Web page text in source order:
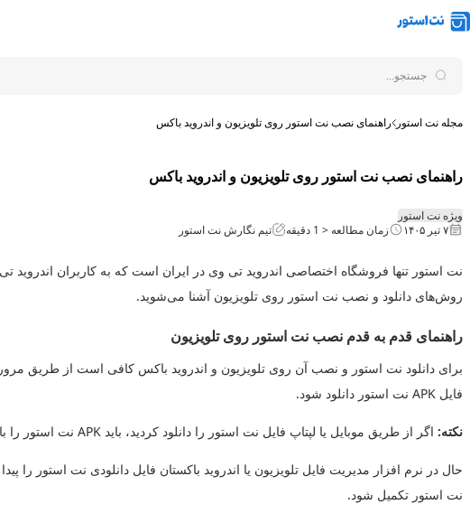
Skip to content
مجله نت استور راهنمای نصب نت استور روی تلویزیون و اندروید باکس
راهنمای نصب نت استور روی تلویزیون و اندروید باکس
ویژه نت استور
۷ تیر ۱۴۰۵
زمان مطالعه < 1 دقیقه تیم نگارش نت استور
نت استور تنها فروشگاه اختصاصی اندروید تی وی در ایران است که به کاربران اندروید
روش‌های دانلود و نصب نت استور روی تلویزیون آشنا می‌شوید.
راهنمای قدم به قدم نصب نت استور روی تلویزیون
برای دانلود نت استور و نصب آن روی تلویزیون و اندروید باکس کافی است از طریق
فایل APK نت استور دانلود شود.
نکته: اگر از طریق موبایل یا لپتاپ فایل نت استور را دانلود کردید، باید APK نت استور را با فلش یا نرم افزار
حال در نرم افزار مدیریت فایل تلویزیون یا اندروید باکستان فایل دانلودی نت استور
نت استور تکمیل شود.